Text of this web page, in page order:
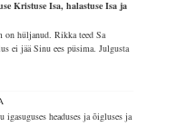
Kristuse Isa, halastuse Isa ja
on hüljanud. Rikka teed Sa
ei jää Sinu ees püsima. Julgusta
headuses ja õigluses ja